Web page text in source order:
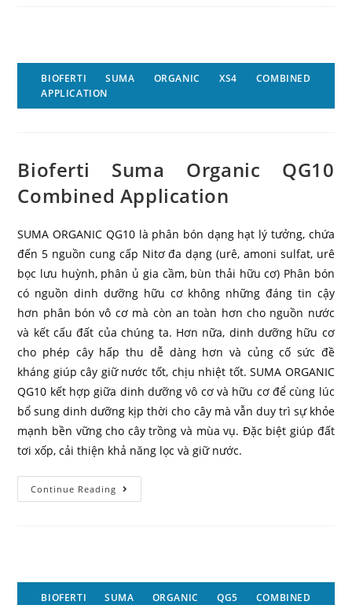
BIOFERTI SUMA ORGANIC XS4 COMBINED
APPLICATION
Bioferti Suma Organic QG10
Combined Application
SUMA ORGANIC QG10 là phân bón dạng hạt lý tưởng, chứa
đến 5 nguồn cung cấp Nitơ đa dạng (urê, amoni sulfat, urê
bọc lưu huỳnh, phân ủ gia cầm, bùn thải hữu cơ) Phân bón
có nguồn dinh dưỡng hữu cơ không những đáng tin cậy
hơn phân bón vô cơ mà còn an toàn hơn cho nguồn nước
và kết cấu đất của chúng ta. Hơn nữa, dinh dưỡng hữu cơ
cho phép cây hấp thu dễ dàng hơn và củng cố sức đề
kháng giúp cây giữ nước tốt, chịu nhiệt tốt. SUMA ORGANIC
QG10 kết hợp giữa dinh dưỡng vô cơ và hữu cơ để cùng lúc
bổ sung dinh dưỡng kịp thời cho cây mà vẫn duy trì sự khỏe
mạnh bền vững cho cây trồng và mùa vụ. Đặc biệt giúp đất
tơi xốp, cải thiện khả năng lọc và giữ nước.
Continue Reading
BIOFERTI SUMA ORGANIC QG5 COMBINED